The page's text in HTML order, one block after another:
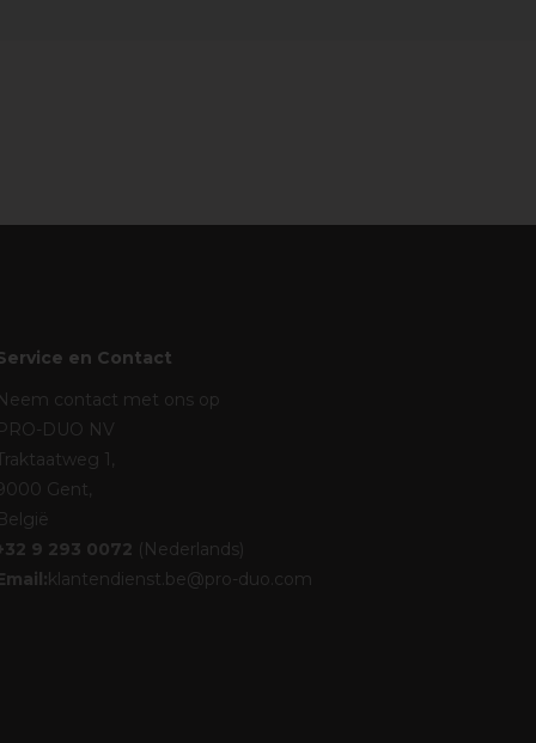
en Contact
contact met ons op
DUO NV
1,
Gent,
9 293 0072 (Nederlands)
klantendienst.be@pro-duo.com